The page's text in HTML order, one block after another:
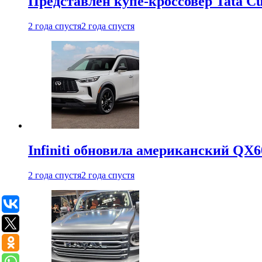
2 года спустя2 года спустя
Infiniti обновила американский
2 года спустя2 года спустя